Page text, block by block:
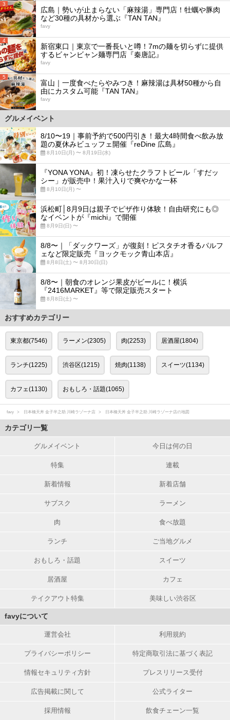
3
広島｜勢いが止まらない「麻辣湯」専門店！牡蠣や豚肉
など30種の具材から選ぶ『TAN TAN』
favy
4
新宿東口｜東京で一番長いと噂！7mの麺を切らずに提供
するビャンビャン麺専門店『秦唐記』
favy
5
富山｜一度食べたらやみつき！麻辣湯は具材50種から自
由にカスタム可能『TAN TAN』
favy
グルメイベント
8/10〜19｜事前予約で500円引き！最大4時間食べ飲み放
題の夏休みビュッフェ開催『reDine 広島』
8月10日(月) 〜 8月19日(水)
『YONA YONA』初！凍らせたクラフトビール「すだッ
シー」が販売中！果汁入りで爽やかな一杯
8月10日(月) 〜
浜松町│8月9日は親子でピザ作り体験！自由研究にも◎
なイベントが『michi』で開催
8月9日(日) 〜
8/8〜｜「ダックワーズ」が復刻！ピスタチオ香るパルフ
ェなど限定販売『ヨックモック青山本店』
8月8日(土) 〜 8月30日(日)
8/8〜｜朝食のオレンジ果皮がビールに！横浜
『2416MARKET』等で限定販売スタート
8月8日(土) 〜
おすすめカテゴリー
東京都(7546) ラーメン(2305) 肉(2253) 居酒屋(1804)
ランチ(1225) 渋谷区(1215) 焼肉(1138) スイーツ(1134)
カフェ(1130) おもしろ・話題(1065)
favy 日本橋天丼 金子半之助 川崎ラゾーナ店 日本橋天丼 金子半之助 川崎ラゾーナ店の地図
カテゴリ一覧
グルメイベント 今日は何の日
特集 連載
新着情報 新着店舗
サブスク ラーメン
肉 食べ放題
ランチ ご当地グルメ
おもしろ・話題 スイーツ
居酒屋 カフェ
テイクアウト特集 美味しい渋谷区
favyについて
運営会社 利用規約
プライバシーポリシー 特定商取引法に基づく表記
情報セキュリティ方針 プレスリリース受付
広告掲載に関して 公式ライター
採用情報 飲食チェーン一覧